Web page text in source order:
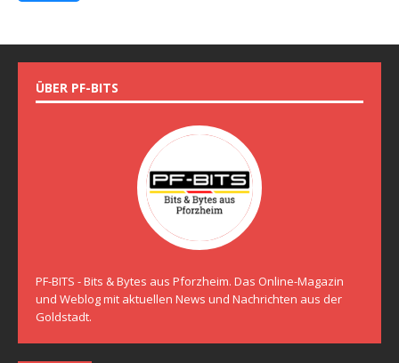
ÜBER PF-BITS
PF-BITS - Bits & Bytes aus Pforzheim. Das Online-Magazin
und Weblog mit aktuellen News und Nachrichten aus der
Goldstadt.